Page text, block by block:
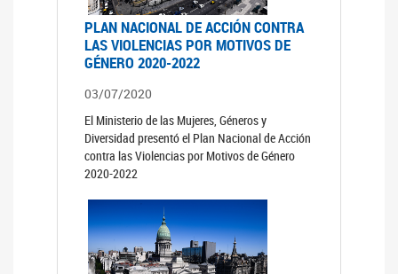
PLAN NACIONAL DE ACCIÓN CONTRA
LAS VIOLENCIAS POR MOTIVOS DE
GÉNERO 2020-2022
03/07/2020
El Ministerio de las Mujeres, Géneros y
Diversidad presentó el Plan Nacional de Acción
contra las Violencias por Motivos de Género
2020-2022